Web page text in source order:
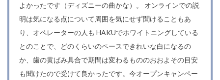
よかったです（ディズニーの曲かな）。 オンラインでの説
明は気になる点について周囲を気にせず聞けることもあ
り、オペレーターの人も HAKUでホワイトニングしている
とのことで、どのくらいのペースできれいな白になるの
か、歯の黄ばみ具合で期間は変わるもののおおよその目安
も聞けたので受けて良かったです。今オープンキャンペー